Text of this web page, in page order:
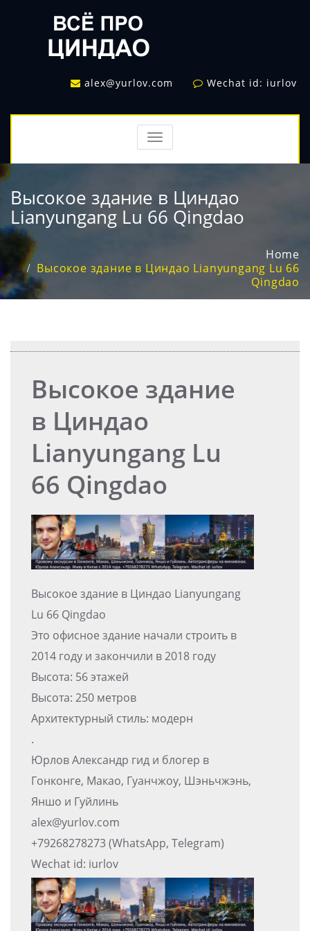
alex@yurlov.com Wechat id: iurlov
TOGGLE
NAVIGATION
Высокое здание в Циндао
Lianyungang Lu 66 Qingdao
Home
Высокое здание в Циндао Lianyungang Lu 66
Qingdao
Высокое здание
в Циндао
Lianyungang Lu
66 Qingdao
Высокое здание в Циндао Lianyungang
Lu 66 Qingdao
Это офисное здание начали строить в
2014 году и закончили в 2018 году
Высота: 56 этажей
Высота: 250 метров
Архитектурный стиль: модерн
.
Юрлов Александр гид и блогер в
Гонконге, Макао, Гуанчжоу, Шэньчжэнь,
Яншо и Гуйлинь
alex@yurlov.com
+79268278273 (WhatsApp, Telegram)
Wechat id: iurlov